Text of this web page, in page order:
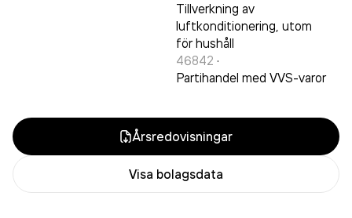
Tillverkning av
luftkonditionering, utom
för hushåll
46842 ·
Partihandel med VVS-varor
Årsredovisningar
Visa bolagsdata